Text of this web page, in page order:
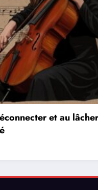
réseaux de